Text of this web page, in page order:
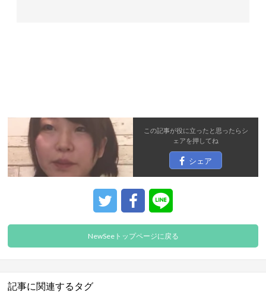
この記事が役に立ったと思ったらシ
ェアを押してね
シェア
NewSeeトップページに戻る
記事に関連するタグ